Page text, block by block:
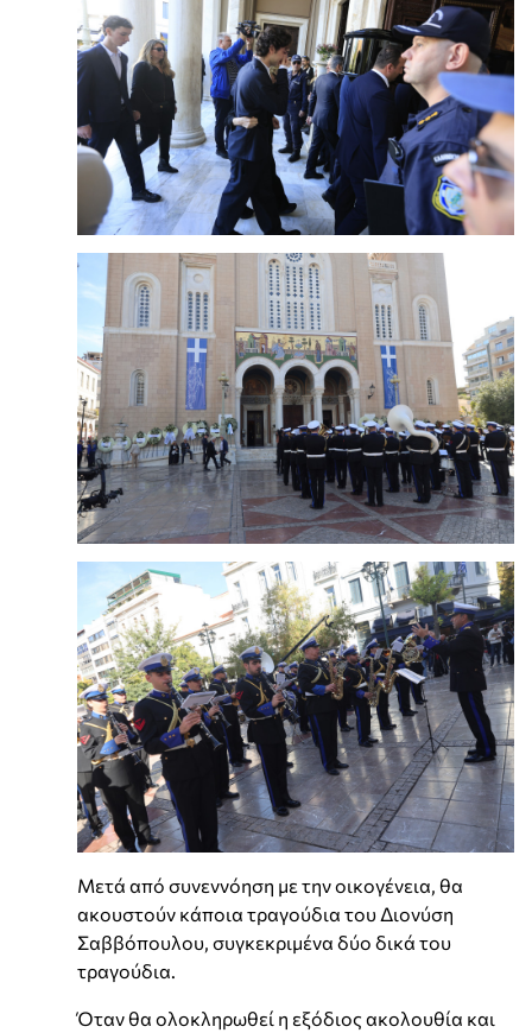
Μετά από συνεννόηση με την οικογένεια, θα
ακουστούν κάποια τραγούδια του Διονύση
Σαββόπουλου, συγκεκριμένα δύο δικά του
τραγούδια.
Όταν θα ολοκληρωθεί η εξόδιος ακολουθία και